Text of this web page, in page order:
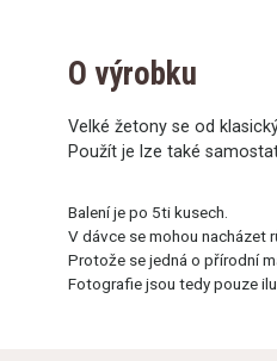
O výrobku
Velké žetony se od
Použít je lze také
Balení je po 5ti kusech.
V dávce se mohou nacházet
Protože se jedná o přírodní
Fotografie jsou tedy pouze